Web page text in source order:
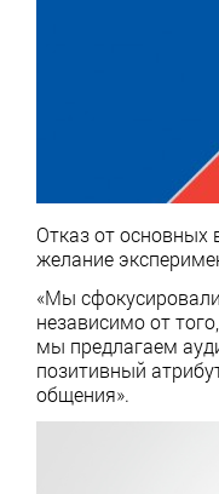
Отказ от основных
желание
«Мы
независимо от
мы предлагаем
позитивный
общения».